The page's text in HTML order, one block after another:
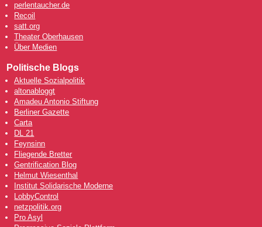
perlentaucher.de
Recoil
satt.org
Theater Oberhausen
Über Medien
Politische Blogs
Aktuelle Sozialpolitik
altonabloggt
Amadeu Antonio Stiftung
Berliner Gazette
Carta
DL 21
Feynsinn
Fliegende Bretter
Gentrification Blog
Helmut Wiesenthal
Institut Solidarische Moderne
LobbyControl
netzpolitik.org
Pro Asyl